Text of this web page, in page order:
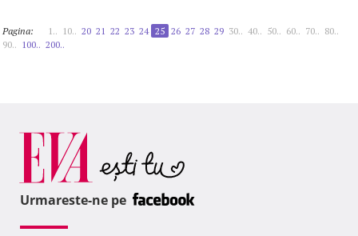
Pagina: 1.. 10.. 20 21 22 23 24 25 26 27 28 29 30.. 40.. 50.. 60.. 70.. 80..
90.. 100.. 200..
Urmareste-ne pe